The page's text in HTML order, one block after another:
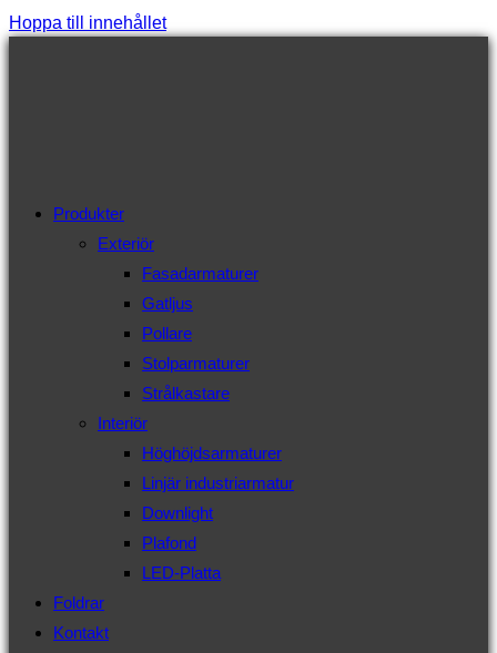
Hoppa till innehållet
Produkter
Exteriör
Fasadarmaturer
Gatljus
Pollare
Stolparmaturer
Strålkastare
Interiör
Höghöjdsarmaturer
Linjär industriarmatur
Downlight
Plafond
LED-Platta
Foldrar
Kontakt